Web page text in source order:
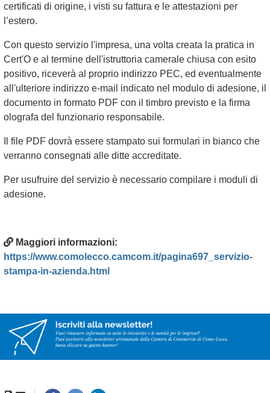
certificati di origine, i visti su fattura e le attestazioni per
l’estero.
Con questo servizio l'impresa, una volta creata la pratica in
Cert'O e al termine dell'istruttoria camerale chiusa con esito
positivo, riceverà al proprio indirizzo PEC, ed eventualmente
all'ulteriore indirizzo e-mail indicato nel modulo di adesione, il
documento in formato PDF con il timbro previsto e la firma
olografa del funzionario responsabile.
Il file PDF dovrà essere stampato sui formulari in bianco che
verranno consegnati alle ditte accreditate.
Per usufruire del servizio è necessario compilare i moduli di
adesione.
Maggiori informazioni:
https://www.comolecco.camcom.it/pagina697_servizio-
stampa-in-azienda.html